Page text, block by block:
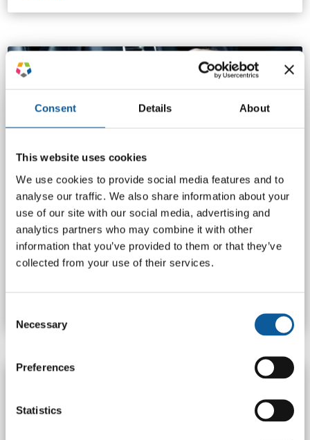
Consent Details About
This website uses cookies
We use cookies to provide social media features and to
analyse our traffic. We also share information about your
use of our site with our social media, advertising and
analytics partners who may combine it with other
information that you’ve provided to them or that they’ve
collected from your use of their services.
Selection
Necessary
Preferences
Statistics
ORDRESTYRING.DK FIK STYR PÅ